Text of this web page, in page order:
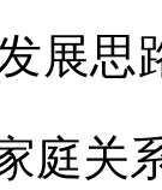
展思
庭关